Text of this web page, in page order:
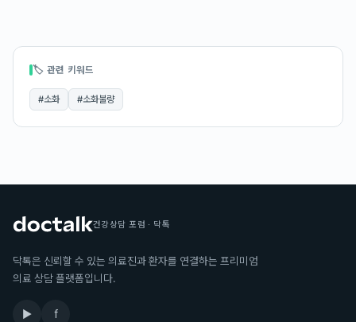
🏷 관련 키워드
#소화 #소화불량
건강상담 포럼 · 닥톡
닥톡은 신뢰할 수 있는 의료진과 환자를 연결하는 프리미엄
의료 상담 플랫폼입니다.
▶ f